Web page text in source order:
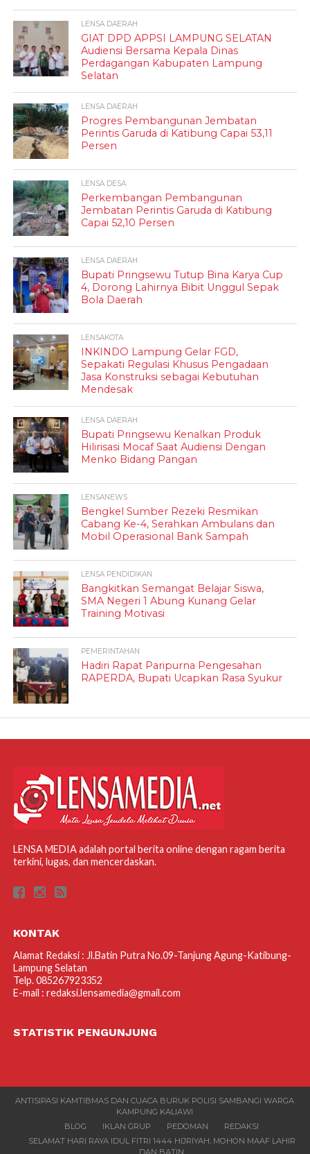
LENSA DAERAH
GIAT DPD APPSI LAMPUNG SELATAN
Audiensi Bersama Kepala Dinas
Perdagangan Kabupaten Lampung
Selatan
LENSA DAERAH
Progres Pembangunan Jembatan
Perintis Garuda di Katibung Capai 53,11
Persen
LENSA DESA
Perkembangan Pembangunan
Jembatan Perintis Garuda di Katibung
Capai 52,10 Persen
LENSA DAERAH
Bupati Pringsewu Tutup Bina Karya Cup
4, Dorong Lahirnya Bibit Unggul Sepak
Bola Daerah
LENSAKOTA
INKINDO Lampung Gelar FGD,
Sepakati Regulasi Khusus Pengadaan
Jasa Konstruksi sebagai Kebutuhan
Mendesak
LENSA DAERAH
Bupati Pringsewu Kenalkan Produk
Hilirisasi Mocaf Saat Audiensi Dengan
Menko Bidang Pangan
LENSANEWS
Bengkel Sumber Rezeki Resmikan
Cabang Ke-4, Serahkan Ambulans dan
Mobil Operasional Bank Sampah
LENSA PENDIDIKAN
Bangkitkan Semangat Belajar Siswa,
SMA Negeri 1 Abung Kunang Gelar
Training Motivasi
PEMERINTAHAN
Hadiri Rapat Paripurna Pengesahan
RAPERDA, Bupati Ucapkan Rasa Syukur
LENSA MEDIA adalah portal berita online dengan ragam berita
terkini, lugas, dan mencerdaskan.
KONTAK
Alamat Redaksi : Jl.Batin Putra No.09-Tanjung Agung-Katibung-
Lampung Selatan
Telp. 085267923352
E-mail : redaksi.lensamedia@gmail.com
STATISTIK PENGUNJUNG
ANTISIPASI KAMTIBMAS DAN CUACA BURUK POLISI SAMBANGI WARGA
KAMPUNG KALIAWI
BLOG
IKLAN GRUP PEDOMAN
REDAKSI
SELAMAT HARI RAYA IDUL FITRI 1444 HIJRIYAH, MOHON MAAF LAHIR
DAN BATIN